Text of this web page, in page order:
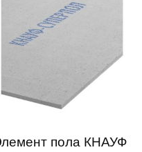
пола КНАУФ